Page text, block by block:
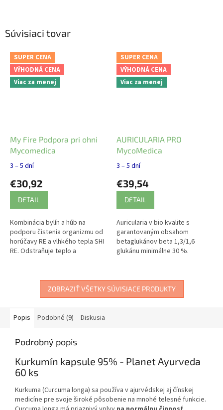
Súvisiaci tovar
SUPER CENA
VÝHODNÁ CENA
Viac za menej
My Fire Podpora pri ohni
Mycomedica
3 – 5 dní
€30,92
DETAIL
Kombinácia bylín a húb na
podporu čistenia organizmu od
horúčavy RE a vlhkého tepla SHI
RE. Odstraňuje teplo a
SUPER CENA
VÝHODNÁ CENA
Viac za menej
AURICULARIA PRO
MycoMedica
3 – 5 dní
€39,54
DETAIL
Auricularia v bio kvalite s
garantovaným obsahom
betaglukánov beta 1,3/1,6
glukánu minimálne 30 %.
polysacharidy.
ZOBRAZIŤ VŠETKY SÚVISIACE PRODUKTY
Popis Podobné (9) Diskusia
Podrobný popis
Kurkumín kapsule 95% - Planet Ayurveda
60 ks
Kurkuma (Curcuma longa) sa používa v ajurvédskej aj čínskej
medicíne pre svoje široké pôsobenie na mnohé telesné funkcie.